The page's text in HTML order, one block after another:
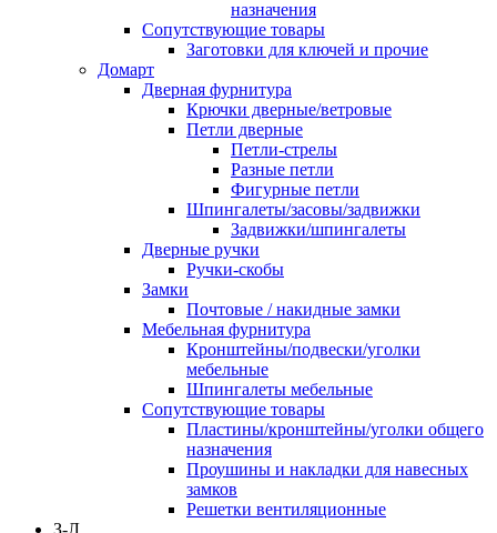
назначения
Сопутствующие товары
Заготовки для ключей и прочие
Домарт
Дверная фурнитура
Крючки дверные/ветровые
Петли дверные
Петли-стрелы
Разные петли
Фигурные петли
Шпингалеты/засовы/задвижки
Задвижки/шпингалеты
Дверные ручки
Ручки-скобы
Замки
Почтовые / накидные замки
Мебельная фурнитура
Кронштейны/подвески/уголки
мебельные
Шпингалеты мебельные
Сопутствующие товары
Пластины/кронштейны/уголки общего
назначения
Проушины и накладки для навесных
замков
Решетки вентиляционные